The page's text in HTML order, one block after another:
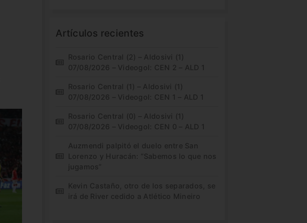
Artículos recientes
Rosario Central (2) – Aldosivi (1)
07/08/2026 – Videogol: CEN 2 – ALD 1
Rosario Central (1) – Aldosivi (1)
07/08/2026 – Videogol: CEN 1 – ALD 1
Rosario Central (0) – Aldosivi (1)
07/08/2026 – Videogol: CEN 0 – ALD 1
Auzmendi palpitó el duelo entre San
Lorenzo y Huracán: “Sabemos lo que nos
jugamos”
Kevin Castaño, otro de los separados, se
irá de River cedido a Atlético Mineiro